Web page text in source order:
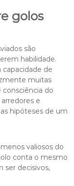
golos
são
habilidade.
de
muitas
do
e
hipóteses de um
valiosos do
conta o mesmo
ser decisivos,